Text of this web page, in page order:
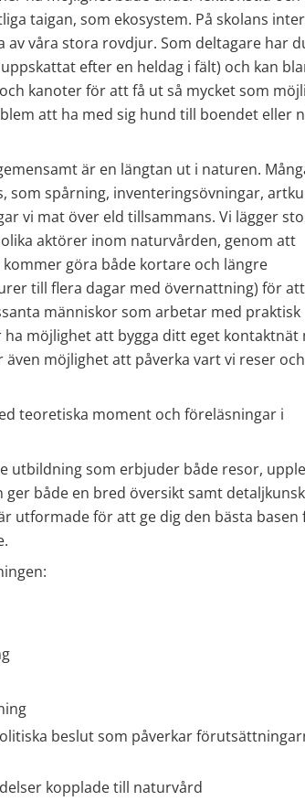
taigan, som ekosystem. På skolans
våra stora rovdjur. Som deltagare har
efter en heldag i fält) och kan
kanoter för att få ut så mycket som
att ha med sig hund till boendet eller
är en längtan ut i naturen.
som spårning, inventeringsövningar,
vi mat över eld tillsammans. Vi lägger
aktörer inom naturvården, genom att
göra både kortare och längre
till flera dagar med övernattning) för
människor som arbetar med praktisk
möjlighet att bygga ditt eget kontaktnät
möjlighet att påverka vart vi reser
teoretiska moment och föreläsningar i
utbildning som erbjuder både resor,
både en bred översikt samt
utformade för att ge dig den bästa basen
beslut som påverkar
kopplade till naturvård